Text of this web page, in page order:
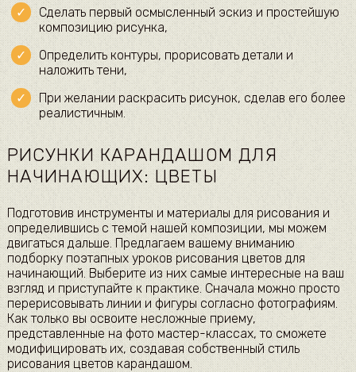
Сделать первый осмысленный эскиз и простейшую
композицию рисунка,
Определить контуры, прорисовать детали и
наложить тени,
При желании раскрасить рисунок, сделав его более
реалистичным.
РИСУНКИ КАРАНДАШОМ ДЛЯ
НАЧИНАЮЩИХ: ЦВЕТЫ
Подготовив инструменты и материалы для рисования и
определившись с темой нашей композиции, мы можем
двигаться дальше. Предлагаем вашему вниманию
подборку поэтапных уроков рисования цветов для
начинающий. Выберите из них самые интересные на ваш
взгляд и приступайте к практике. Сначала можно просто
перерисовывать линии и фигуры согласно фотографиям.
Как только вы освоите несложные приему,
представленные на фото мастер-классах, то сможете
модифицировать их, создавая собственный стиль
рисования цветов карандашом.